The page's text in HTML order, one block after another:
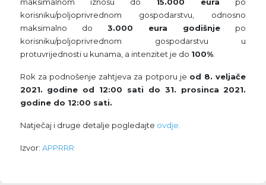
korisniku/poljoprivrednom gospodarstvu, odnosno
maksimalno do 3.000 eura godišnje po
korisniku/poljoprivrednom gospodarstvu u
protuvrijednosti u kunama, a intenzitet je do 100%.
Rok za podnošenje zahtjeva za potporu je od 8. veljače
2021. godine od 12:00 sati do 31. prosinca 2021.
godine do 12:00 sati.
Natječaj i druge detalje pogledajte ovdje.
Izvor: APPRRR